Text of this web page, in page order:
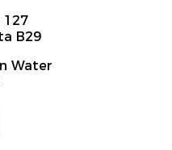
127
B29
Water